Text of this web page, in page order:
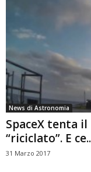
News di Astronomia
SpaceX tenta
“riciclato”. E
31 Marzo 2017